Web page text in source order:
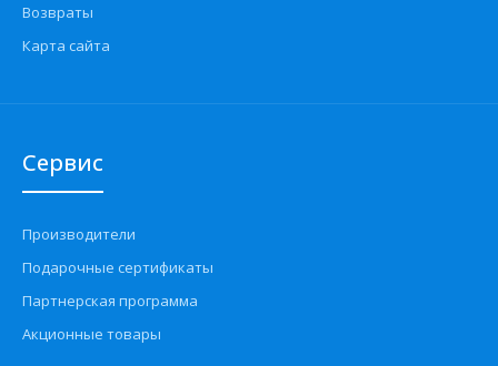
Возвраты
Карта сайта
Сервис
Производители
Подарочные сертификаты
Партнерская программа
Акционные товары